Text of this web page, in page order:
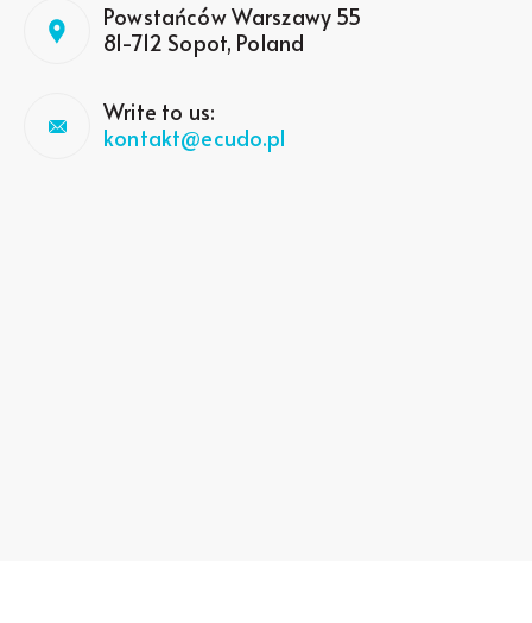
Powstańców Warszawy 55
81-712 Sopot, Poland
Write to us:
kontakt@ecudo.pl